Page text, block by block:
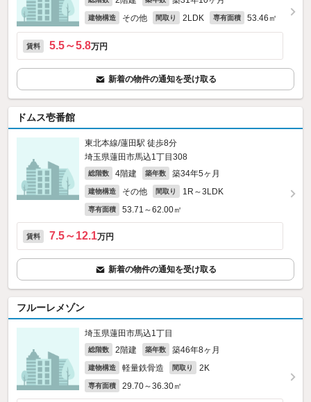
建物構造 その他 間取り 2LDK 専有面積 53.46㎡
賃料 5.5～5.8万円
新着の物件の通知を受け取る
ドムス壱番館
東北本線/蓮田駅 徒歩8分
埼玉県蓮田市馬込1丁目308
総階数 4階建 築年数 築34年5ヶ月
建物構造 その他 間取り 1R～3LDK
専有面積 53.71～62.00㎡
賃料 7.5～12.1万円
新着の物件の通知を受け取る
フルーレメゾン
埼玉県蓮田市馬込1丁目
総階数 2階建 築年数 築46年8ヶ月
建物構造 軽量鉄骨造 間取り 2K
専有面積 29.70～36.30㎡